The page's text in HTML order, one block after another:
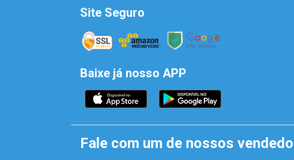
Site Seguro
Baixe já nosso APP
Fale com um de nossos